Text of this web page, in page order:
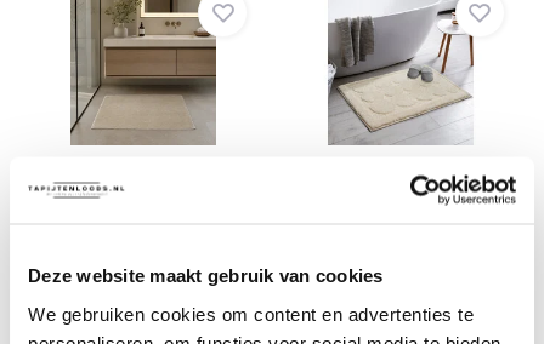
Deze website maakt gebruik van cookies
We gebruiken cookies om content en advertenties te
Wasbaar & Anti-slip ...
14,90
Badmat Antislip -
Douchemat Toiletmat
Deliverytime
29,95 9,95